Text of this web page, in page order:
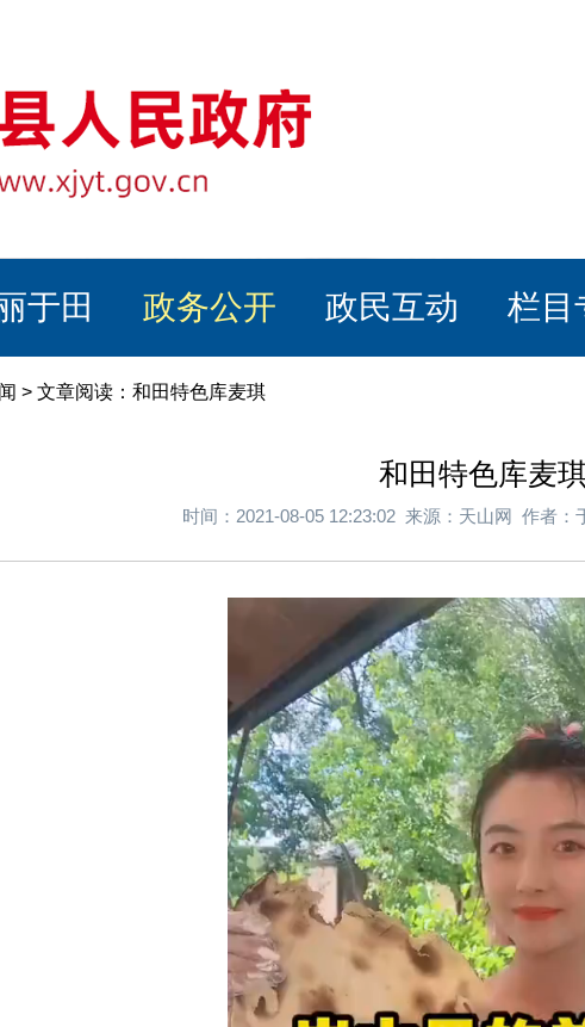
于田 政务公开 政民互动 栏目
> 文章阅读：和田特色库麦琪
和田特色库麦
时间：2021-08-05 12:23:02 来源：天山网 作者：